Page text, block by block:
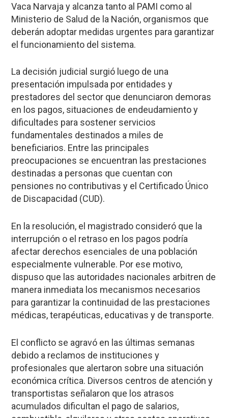
Vaca Narvaja y alcanza tanto al PAMI como al
Ministerio de Salud de la Nación, organismos que
deberán adoptar medidas urgentes para garantizar
el funcionamiento del sistema.
La decisión judicial surgió luego de una
presentación impulsada por entidades y
prestadores del sector que denunciaron demoras
en los pagos, situaciones de endeudamiento y
dificultades para sostener servicios
fundamentales destinados a miles de
beneficiarios. Entre las principales
preocupaciones se encuentran las prestaciones
destinadas a personas que cuentan con
pensiones no contributivas y el Certificado Único
de Discapacidad (CUD).
En la resolución, el magistrado consideró que la
interrupción o el retraso en los pagos podría
afectar derechos esenciales de una población
especialmente vulnerable. Por ese motivo,
dispuso que las autoridades nacionales arbitren de
manera inmediata los mecanismos necesarios
para garantizar la continuidad de las prestaciones
médicas, terapéuticas, educativas y de transporte.
El conflicto se agravó en las últimas semanas
debido a reclamos de instituciones y
profesionales que alertaron sobre una situación
económica crítica. Diversos centros de atención y
transportistas señalaron que los atrasos
acumulados dificultan el pago de salarios,